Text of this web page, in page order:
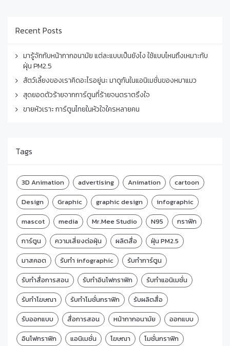
Recent Posts
มารู้จักกับหน้ากากอนามัย แต่ละแบบเป็นยังไง ใช้แบบไหนถึงเหมาะกับ
ฝุ่น PM2.5
สัตว์เลี้ยงของเราคิดอะไรอยู่นะ มาดูกันในแอนิเมชั่นของหมาแมว
สุดยอดตัวร้ายจากการ์ตูนที่ร้ายจนตราตรึงใจ
ขายหัวเราะ การ์ตูนไทยในหัวใจใครหลายคน
Tags
3D Animation advertising Animation
cartoon
Design
Graphic graphic design
infographic
mascot
media Mr.Mee Studio N95
กราฟิก
การ์ตูน
ความเสี่ยงต่อฝุ่น ผลิตสื่อ
ฝุ่น PM2.5
มาสคอต
รับทำ infographic
รับทำการ์ตูน
รับทำสื่อการสอน
รับทำอินโฟกราฟิก
รับทำแอนิเมชั่น
รับทำโฆษณา
รับทำโมชั่นกราฟิก
รับผลิตสื่อ
รับออกแบบ
สื่อการสอน หน้ากากอนามัย
ออกแบบ
อินโฟกราฟิก
แอนิเมชั่น โฆษณา โมชั่นกราฟิก